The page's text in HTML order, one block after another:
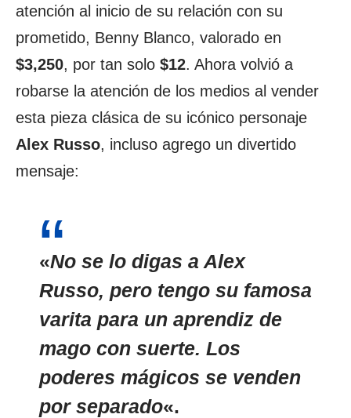
atención al inicio de su relación con su
prometido, Benny Blanco, valorado en
$3,250, por tan solo $12. Ahora volvió a
robarse la atención de los medios al vender
esta pieza clásica de su icónico personaje
Alex Russo, incluso agrego un divertido
mensaje:
«No se lo digas a Alex
Russo, pero tengo su famosa
varita para un aprendiz de
mago con suerte. Los
poderes mágicos se venden
por separado«.